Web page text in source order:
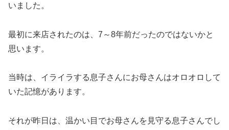
いました。
最初に来店されたのは、7～8年前だったのではないかと
思います。
当時は、イライラする息子さんにお母さんはオロオロして
いた記憶があります。
それが昨日は、温かい目でお母さんを見守る息子さんでし